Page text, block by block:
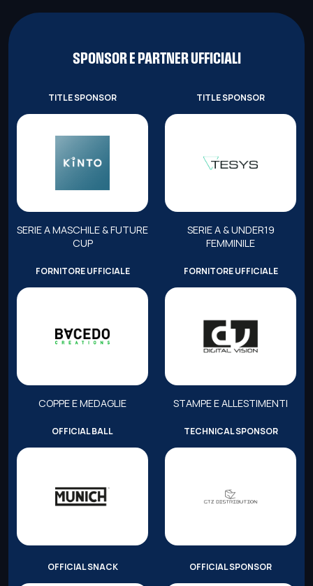
SPONSOR E PARTNER UFFICIALI
TITLE SPONSOR
SERIE A MASCHILE & FUTURE
CUP
TITLE SPONSOR
SERIE A & UNDER19
FEMMINILE
FORNITORE UFFICIALE
COPPE E MEDAGLIE
FORNITORE UFFICIALE
STAMPE E ALLESTIMENTI
OFFICIAL BALL TECHNICAL SPONSOR
OFFICIAL SNACK OFFICIAL SPONSOR